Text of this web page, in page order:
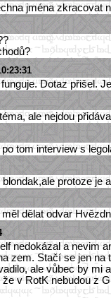
jména zkracovat
Dotaz přišel.
ale nejdou
tom interview s
protoze
dělat odvar
nedokázal a nevim
zem. Stačí se jen na
ale vůbec by mi
v RotK nebudou z